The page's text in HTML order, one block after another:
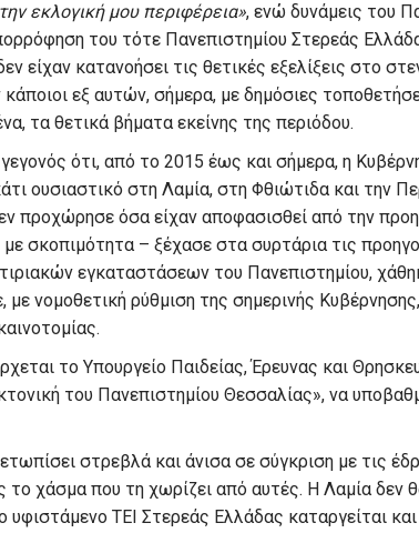
εκλογική μου περιφέρεια», ενώ δυνάμεις του
του τότε Πανεπιστημίου Στερεάς
είχαν κατανοήσει τις θετικές εξελίξεις στο
κάποιοι εξ αυτών, σήμερα, με δημόσιες
τα θετικά βήματα εκείνης της περιόδου.
γεγονός ότι, από το 2015 έως και σήμερα, η
ουσιαστικό στη Λαμία, στη Φθιώτιδα και την
προχώρησε όσα είχαν αποφασισθεί από την
σκοπιμότητα – ξέχασε στα συρτάρια τις
εγκαταστάσεων του Πανεπιστημίου,
με νομοθετική ρύθμιση της σημερινής
το Υπουργείο Παιδείας, Έρευνας και
του Πανεπιστημίου Θεσσαλίας», να
στρεβλά και άνισα σε σύγκριση με τις
το χάσμα που τη χωρίζει από αυτές. Η Λαμία δεν
υφιστάμενο ΤΕΙ Στερεάς Ελλάδας καταργείται